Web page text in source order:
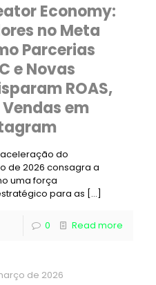
Economy:
no Meta
Parcerias
e Novas
ROAS,
em
do
de 2026 consagra a
uma força
para as […]
0 Read more
de 2026